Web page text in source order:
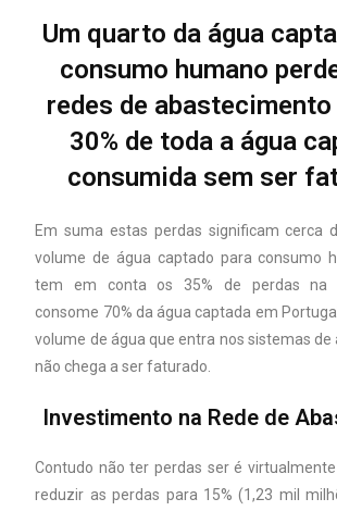
Um quarto da água
consumo humano
redes de abastecimento
30% de toda a água
consumida sem ser
Em suma estas perdas significam cerca
volume de água captado para consumo
tem em conta os 35% de perdas na
consome 70% da água captada em
volume de água que entra nos sistemas
não chega a ser faturado.
Investimento na Rede de
Contudo não ter perdas ser é
reduzir as perdas para 15% (1,23 mil